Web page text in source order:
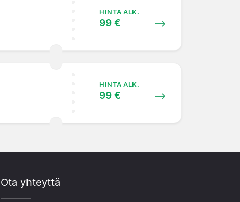
HINTA ALK.
99 €
HINTA ALK.
99 €
Ota yhteyttä